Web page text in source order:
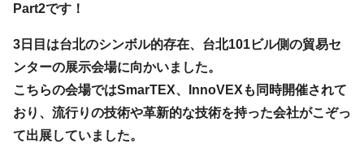
Part2です！
3日目は台北のシンボル的存在、台北101ビル側の貿易セ
ンターの展示会場に向かいました。
こちらの会場ではSmarTEX、InnoVEXも同時開催されて
おり、流行りの技術や革新的な技術を持った会社がこぞっ
て出展していました。